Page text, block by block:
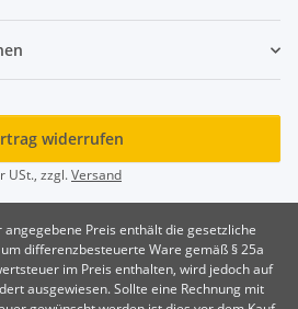
widerrufen
USt., zzgl.Versand
angegebene Preis enthält die gesetzliche
differenzbesteuerte Ware gemäß § 25a
im Preis enthalten, wird jedoch auf
ausgewiesen. Sollte eine Rechnung mit